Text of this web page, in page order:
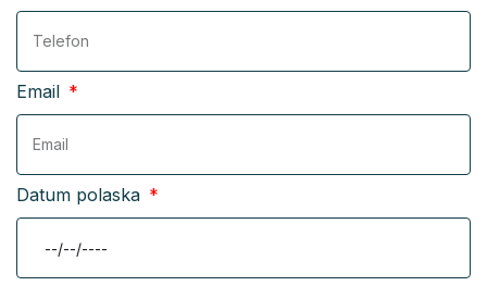
Email
Datum polaska